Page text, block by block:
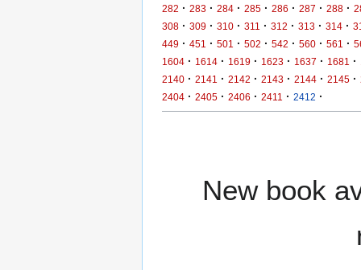
282 · 283 · 284 · 285 · 286 · 287 · 288 ·
308 · 309 · 310 · 311 · 312 · 313 · 314 ·
449 · 451 · 501 · 502 · 542 · 560 · 561 ·
1604 · 1614 · 1619 · 1623 · 1637 · 1681 ·
2140 · 2141 · 2142 · 2143 · 2144 · 2145 ·
2404 · 2405 · 2406 · 2411 · 2412 ·
New book